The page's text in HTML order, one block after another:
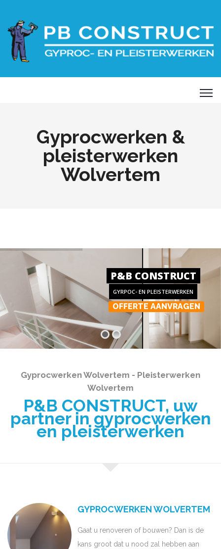
Gyprocwerken &
pleisterwerken
Wolvertem
P&B CONSTRUCT
GYRPOC- EN PLEISTERWERKEN
OFFERTE AANVRAGEN
Gyprocwerken Wolvertem - Pleisterwerken
Wolvertem
P&B CONSTRUCT, uw
partner in gyprocwerken
en pleisterwerken
GYPROCWERKEN WOLVERTEM
Gaat u renoveren of bouwen? Dan is de
kans groot dat u nood zal hebben aan